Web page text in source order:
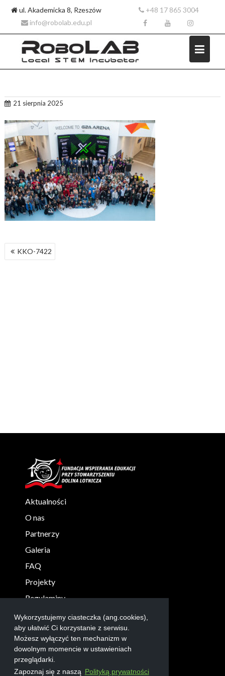
Wykorzystujemy ciasteczka (ang.cookies),
aby ułatwić Ci korzystanie z serwisu.
Możesz wyłączyć ten mechanizm w
dowolnym momencie w ustawieniach
przeglądarki.
Zapoznaj się z naszą Polityką prywatności
Skip
content
ul. Akademicka 8, Rzeszów
+48 17 865 3004
info@robolab.edu.pl
21 sierpnia 2025
NAWIGACJA
WPISU
KKO-7422
Aktualności
O nas
Partnerzy
Galeria
FAQ
Projekty
Regulaminy
KONTAKT
info@robolab.edu.pl
+48 17 865 3004